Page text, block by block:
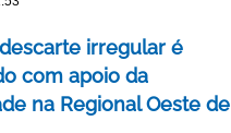
irregular é
com apoio da
na Regional Oeste de